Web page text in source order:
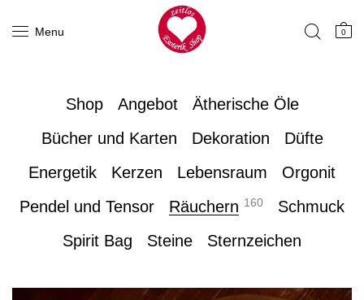
Menu 0
Shop Angebot
Ätherische Öle
Bücher und Karten
Dekoration
Düfte
Energetik
Kerzen Lebensraum
Orgonit
Pendel und Tensor
Räuchern 160
Schmuck
Spirit Bag
Steine Sternzeichen